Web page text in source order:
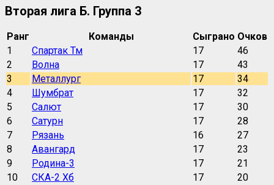
Вторая лига Б. Группа 3
Ранг Команды Сыграно Очков
1
Спартак Тм 17
46
2
Волна 17
43
3
Металлург 17
34
4
Шумбрат 17
32
5
Салют 17
30
6
Сатурн 17
28
7
Рязань 16
27
8
Авангард 17
23
9
Родина-3 17
21
10
СКА-2 Хб 17
20